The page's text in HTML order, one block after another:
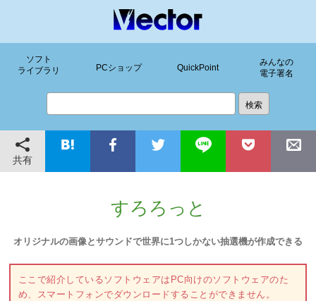
ソフト
ライブラリ
PCショップ QuickPoint
みんなの
電子署名
共有
すろろっと
オリジナルの画像とサウンドで世界に1つしかない抽選機が作成できる
ここで紹介しているソフトウェアはPC向けのソフトウェアのた
め、スマートフォンでダウンロードすることができません。